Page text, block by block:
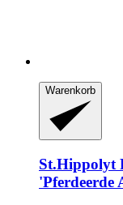
Warenkorb
St.Hippolyt
'Pferdeerde